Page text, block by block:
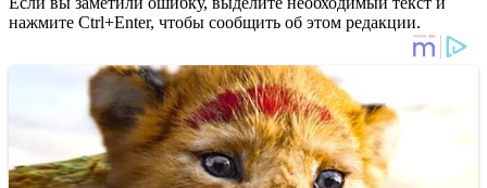
нажмите Ctrl+Enter, чтобы сообщить об этом редакции.